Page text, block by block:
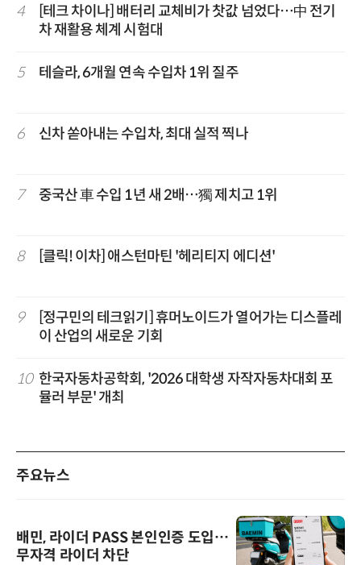
4
[테크 차이나] 배터리 교체비가 찻값 넘었다…中 전기
차 재활용 체계 시험대
5 테슬라, 6개월 연속 수입차 1위 질주
6 신차 쏟아내는 수입차, 최대 실적 찍나
7 중국산 車 수입 1년 새 2배…獨 제치고 1위
8 [클릭! 이차] 애스턴마틴 '헤리티지 에디션'
9
[정구민의 테크읽기] 휴머노이드가 열어가는 디스플레
이 산업의 새로운 기회
10 한국자동차공학회, '2026 대학생 자작자동차대회 포
뮬러 부문' 개최
주요뉴스
배민, 라이더 PASS 본인인증 도입…
무자격 라이더 차단